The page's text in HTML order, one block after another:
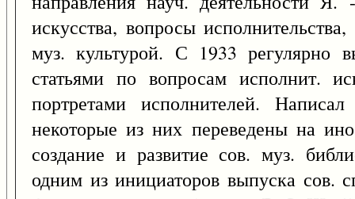
искусства, вопросы
муз. культурой. С 1933 регулярно
статьями по вопросам исполнит.
портретами исполнителей.
некоторые из них переведены на
создание и развитие сов. муз.
одним из инициаторов выпуска сов.